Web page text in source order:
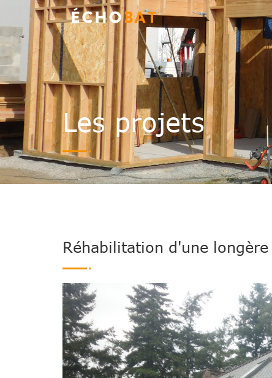
Les projets
Réhabilitation d'une longère